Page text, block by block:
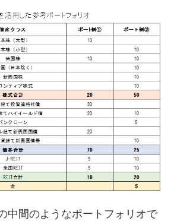
間のようなポートフォリオで